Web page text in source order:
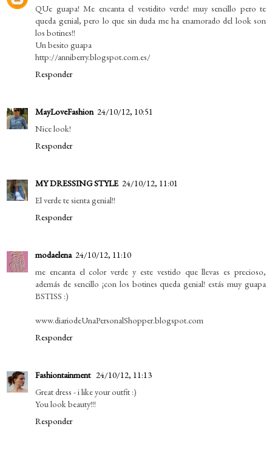
QUe guapa! Me encanta el vestidito verde! muy sencillo pero te
queda genial, pero lo que sin duda me ha enamorado del look son
los botines!!
Un besito guapa
http://anniberry.blogspot.com.es/
Responder
MayLoveFashion 24/10/12, 10:51
Nice look!
Responder
MY DRESSING STYLE 24/10/12, 11:01
El verde te sienta genial!!
Responder
modaelena 24/10/12, 11:10
me encanta el color verde y este vestido que llevas es precioso,
además de sencillo ¡con los botines queda genial! estás muy guapa
BSTISS :)
www.diariodeUnaPersonalShopper.blogspot.com
Responder
Fashiontainment 24/10/12, 11:13
Great dress - i like your outfit :)
You look beauty!!!
Responder